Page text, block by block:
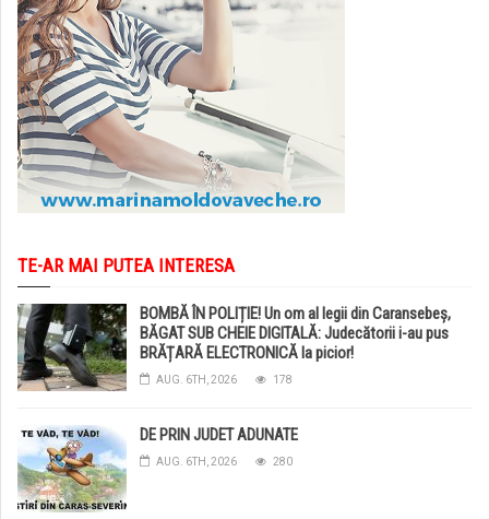
TE-AR MAI PUTEA INTERESA
BOMBĂ ÎN POLIȚIE! Un om al legii din Caransebeș,
BĂGAT SUB CHEIE DIGITALĂ: Judecătorii i-au pus
BRĂȚARĂ ELECTRONICĂ la picior!
AUG. 6TH, 2026 178
DE PRIN JUDET ADUNATE
AUG. 6TH, 2026 280